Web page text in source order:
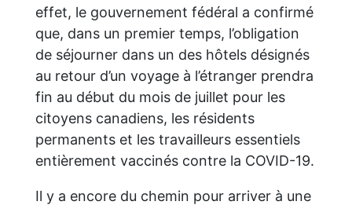
effet, le gouvernement fédéral a confirmé
que, dans un premier temps, l’obligation
de séjourner dans un des hôtels désignés
au retour d’un voyage à l’étranger prendra
fin au début du mois de juillet pour les
citoyens canadiens, les résidents
permanents et les travailleurs essentiels
entièrement vaccinés contre la COVID-19.
Il y a encore du chemin pour arriver à une